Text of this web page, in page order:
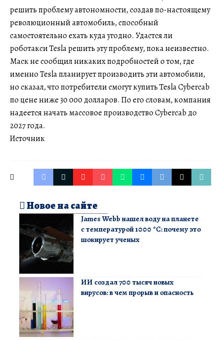
решить проблему автономности, создав по-настоящему
революционный автомобиль, способный
самостоятельно ехать куда угодно. Удастся ли
роботакси Tesla решить эту проблему, пока неизвестно.
Маск не сообщил никаких подробностей о том, где
именно Tesla планирует производить эти автомобили,
но сказал, что потребители смогут купить Tesla Cybercab
по цене ниже 30 000 долларов. По его словам, компания
надеется начать массовое производство Cybercab до
2027 года.
Источник
Новое на сайте
James Webb нашел воду на планете
с температурой 1000 °C: почему это
шокирует ученых
ИИ создал 700 тысяч новых
вирусов: в чем прорыв и опасность